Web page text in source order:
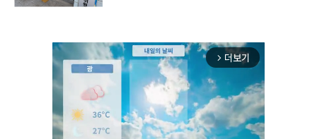
arrow_forward_ios 더보기